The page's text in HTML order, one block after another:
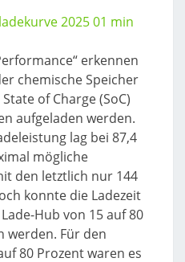
erkennen
chemische Speicher
of Charge (SoC)
aufgeladen werden.
lag bei 87,4
mögliche
den letztlich nur 144
konnte die Ladezeit
Hub von 15 auf 80
werden. Für den
80 Prozent waren es